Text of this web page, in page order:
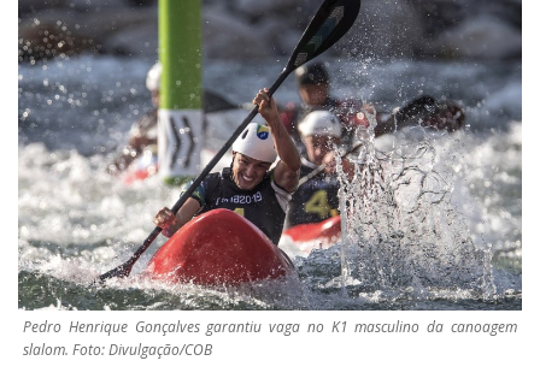
Pedro Henrique Gonçalves garantiu vaga no K1 masculino da canoagem
slalom. Foto: Divulgação/COB